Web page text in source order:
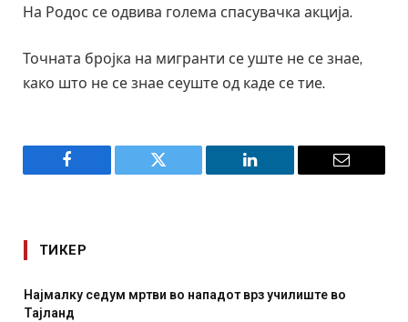
На Родос се одвива голема спасувачка акција.
Точната бројка на мигранти се уште не се знае,
како што не се знае сеуште од каде се тие.
Facebook Twitter LinkedIn Email
ТИКЕР
Најмалку седум мртви во нападот врз училиште во
Тајланд